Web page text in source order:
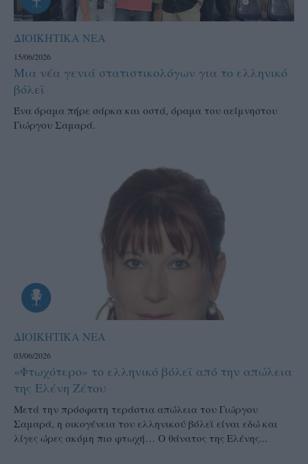
ΔΙΟΙΚΗΤΙΚΑ ΝΕΑ
15/06/2026
Μια νέα γενιά στατιστικολόγων για το ελληνικό
βόλεϊ
Ένα όραμα πήρε σάρκα και οστά, όραμα του αείμνηστου
Γιώργου Σαμαρά.
ΔΙΟΙΚΗΤΙΚΑ ΝΕΑ
03/06/2026
«Φτωχότερο» το ελληνικό βόλεϊ από την απώλεια
της Ελένη Ζέτου
Μετά την πρόσφατη τεράστια απώλεια του Γιώργου
Σαμαρά, η οικογένεια του ελληνικού βόλεϊ είναι εδώ και
λίγες ώρες ακόμη πιο φτωχή… Ο θάνατος της Ελένης...